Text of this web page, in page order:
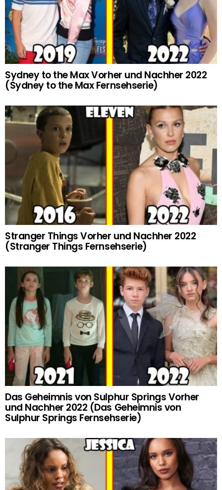
Sydney to the Max Vorher und Nachher 2022
(Sydney to the Max Fernsehserie)
Stranger Things Vorher und Nachher 2022
(Stranger Things Fernsehserie)
Das Geheimnis von Sulphur Springs Vorher
und Nachher 2022 (Das Geheimnis von
Sulphur Springs Fernsehserie)